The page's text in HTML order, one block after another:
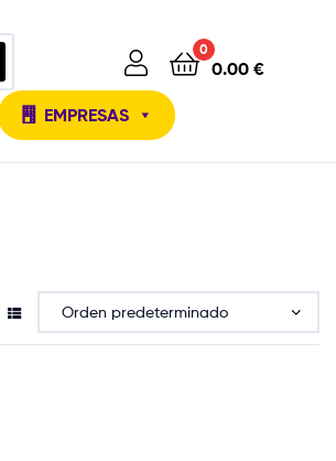
0
0.00 €
EMPRESAS